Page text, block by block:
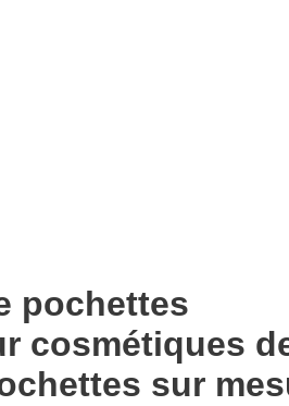
pochettes
cosmétiques
sur